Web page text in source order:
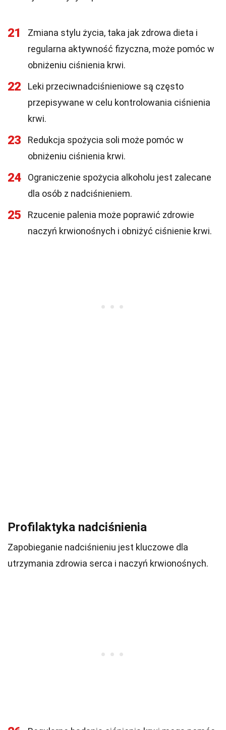
21
Zmiana stylu życia, taka jak zdrowa dieta i
regularna aktywność fizyczna, może pomóc w
obniżeniu ciśnienia krwi.
22
Leki przeciwnadciśnieniowe są często
przepisywane w celu kontrolowania ciśnienia
krwi.
23
Redukcja spożycia soli może pomóc w
obniżeniu ciśnienia krwi.
24
Ograniczenie spożycia alkoholu jest zalecane
dla osób z nadciśnieniem.
25
Rzucenie palenia może poprawić zdrowie
naczyń krwionośnych i obniżyć ciśnienie krwi.
Profilaktyka nadciśnienia
Zapobieganie nadciśnieniu jest kluczowe dla
utrzymania zdrowia serca i naczyń krwionośnych.